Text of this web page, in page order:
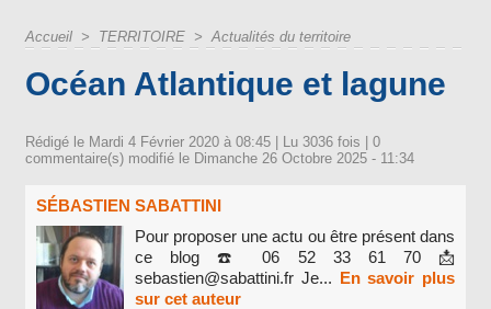
Accueil > TERRITOIRE > Actualités du territoire
Océan Atlantique et lagune
Rédigé le Mardi 4 Février 2020 à 08:45 | Lu 3036 fois | 0
commentaire(s) modifié le Dimanche 26 Octobre 2025 - 11:34
SÉBASTIEN SABATTINI
Pour proposer une actu ou être présent dans
ce blog ☎️ 06 52 33 61 70 📩
sebastien@sabattini.fr Je... En savoir plus
sur cet auteur